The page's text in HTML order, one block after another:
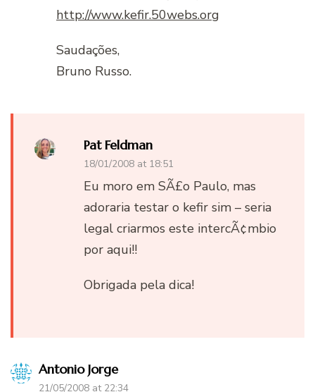
http://www.kefir.50webs.org
Saudações,
Bruno Russo.
Pat Feldman
18/01/2008 at 18:51
Eu moro em SÃ£o Paulo, mas
adoraria testar o kefir sim – seria
legal criarmos este intercÃ¢mbio
por aqui!!
Obrigada pela dica!
Antonio Jorge
21/05/2008 at 22:34